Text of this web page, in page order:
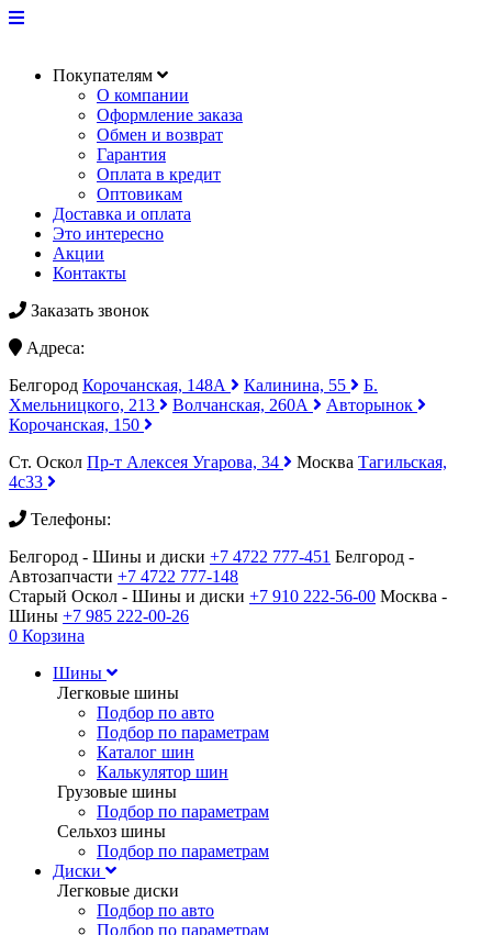
Покупателям
О компании
Оформление заказа
Обмен и возврат
Гарантия
Оплата в кредит
Оптовикам
Доставка и оплата
Это интересно
Акции
Контакты
Заказать звонок
Адреса:
Белгород Корочанская, 148А Калинина, 55
Б.
Хмельницкого, 213
Волчанская, 260А
Авторынок
Корочанская, 150
Ст. Оскол Пр-т Алексея Угарова, 34 Москва Тагильская,
4с33
Телефоны:
Белгород - Шины и диски +7 4722 777-451 Белгород -
Автозапчасти +7 4722 777-148
Старый Оскол - Шины и диски +7 910 222-56-00 Москва -
Шины +7 985 222-00-26
0 Корзина
Шины
Легковые шины
Подбор по авто
Подбор по параметрам
Каталог шин
Калькулятор шин
Грузовые шины
Подбор по параметрам
Сельхоз шины
Подбор по параметрам
Диски
Легковые диски
Подбор по авто
Подбор по параметрам